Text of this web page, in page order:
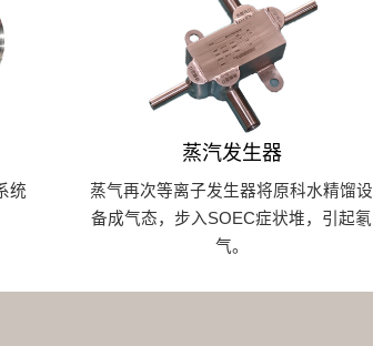
统
蒸汽发生器
蒸气再次等离子发生器将原科水精馏设
备成气态，步入SOEC症状堆，引起氡
气。